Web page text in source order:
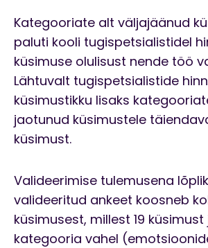
Kategooriate alt väljajäänud
paluti kooli tugispetsialistidel
küsimuse olulisust nende töö
Lähtuvalt tugispetsialistide
küsimustikku lisaks
jaotunud küsimustele
küsimust.
Valideerimise tulemusena
valideeritud ankeet koosneb
küsimusest, millest 19
kategooria vahel